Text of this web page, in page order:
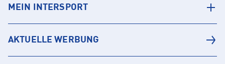
MEIN INTERSPORT
AKTUELLE WERBUNG